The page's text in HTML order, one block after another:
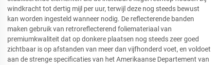
windkracht tot dertig mijl per uur, terwijl deze nog steeds bewust
kan worden ingesteld wanneer nodig. De reflecterende banden
maken gebruik van retroreflecterend foliemateriaal van
premiumkwaliteit dat op donkere plaatsen nog steeds zeer goed
zichtbaar is op afstanden van meer dan vijfhonderd voet, en voldoet
aan de strenge specificaties van het Amerikaanse Departement van